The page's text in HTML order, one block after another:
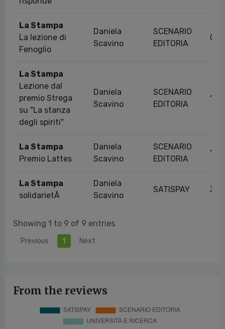
La Stampa
La lezione di
Fenoglio
Daniela
Scavino
SCENARIO
EDITORIA
03/
La Stampa
Lezione dal
premio Strega
su "La stanza
degli spiriti"
Daniela
Scavino
SCENARIO
EDITORIA
13/
La Stampa
Premio Lattes
Daniela
Scavino
SCENARIO
EDITORIA
14/
La Stampa
solidarietÃ
Daniela
Scavino
SATISPAY 30/
Showing 1 to 9 of 9 entries
Previous 1 Next
From the reviews